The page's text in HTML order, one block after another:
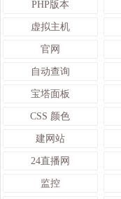
PHP版本
虚拟主机
官网
自动查询
宝塔面板
CSS 颜色
建网站
24直播网
监控